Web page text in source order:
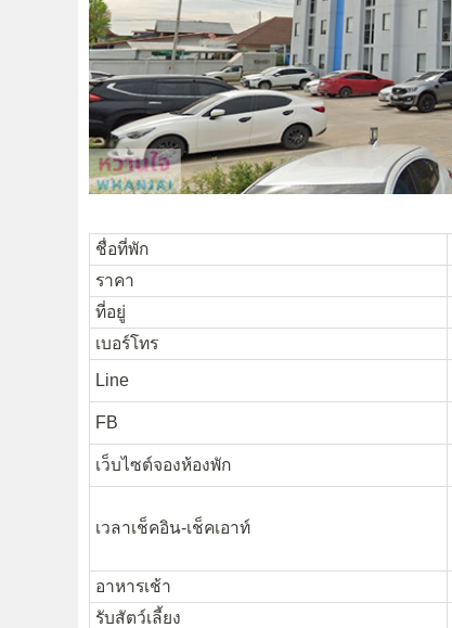
ชื่อที่พัก
ราคา
ที่อยู่
เบอร์โทร
Line
FB
เว็บไซต์จองห้องพัก
เวลาเช็คอิน-เช็คเอาท์
อาหารเช้า
รับสัตว์เลี้ยง